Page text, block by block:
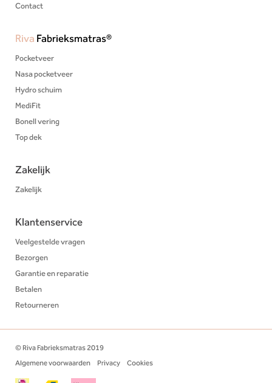
Contact
Riva Fabrieksmatras®
Pocketveer
Nasa pocketveer
Hydro schuim
MediFit
Bonell vering
Top dek
Zakelijk
Zakelijk
Klantenservice
Veelgestelde vragen
Bezorgen
Garantie en reparatie
Betalen
Retourneren
© Riva Fabrieksmatras 2019
Algemene voorwaarden
Privacy Cookies